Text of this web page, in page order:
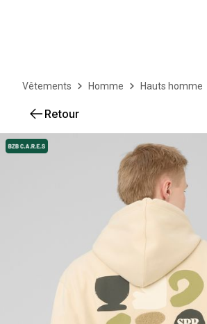
Vêtements Homme Hauts homme
Retour